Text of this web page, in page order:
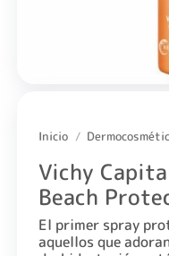
Inicio /
Vichy
Beach
El primer spray
aquellos que